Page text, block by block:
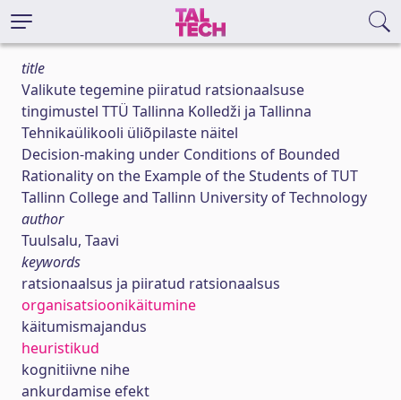
title
Valikute tegemine piiratud ratsionaalsuse
tingimustel TTÜ Tallinna Kolledži ja Tallinna
Tehnikaülikooli üliõpilaste näitel
Decision-making under Conditions of Bounded
Rationality on the Example of the Students of TUT
Tallinn College and Tallinn University of Technology
author
Tuulsalu, Taavi
keywords
ratsionaalsus ja piiratud ratsionaalsus
organisatsioonikäitumine
käitumismajandus
heuristikud
kognitiivne nihe
ankurdamise efekt